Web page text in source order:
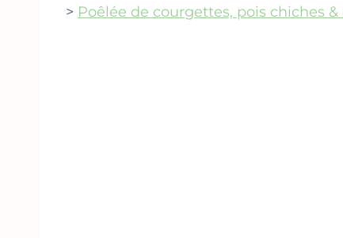
> Poêlée de courgettes, pois chiches &